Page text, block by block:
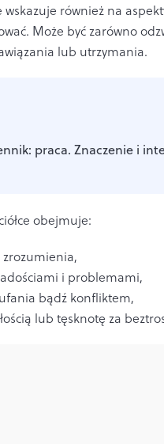
również na
Może być zarówno
lub utrzymania.
praca. Znaczenie i
obejmuje:
i problemami,
bądź konfliktem,
lub tęsknotę za